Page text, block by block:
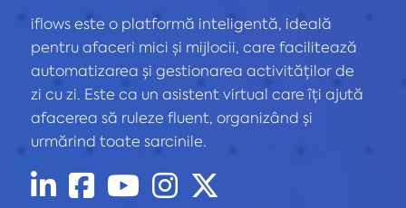
iflows este o platformă inteligentă, ideală
pentru afaceri mici și mijlocii, care facilitează
automatizarea și gestionarea activităților de
zi cu zi. Este ca un asistent virtual care îți ajută
afacerea să ruleze fluent, organizând și
urmărind toate sarcinile.